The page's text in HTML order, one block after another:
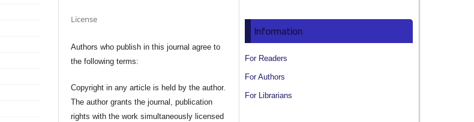
License
Authors who publish in this journal agree to
the following terms:
Copyright in any article is held by the author.
The author grants the journal, publication
rights with the work simultaneously licensed
Information
For Readers
For Authors
For Librarians